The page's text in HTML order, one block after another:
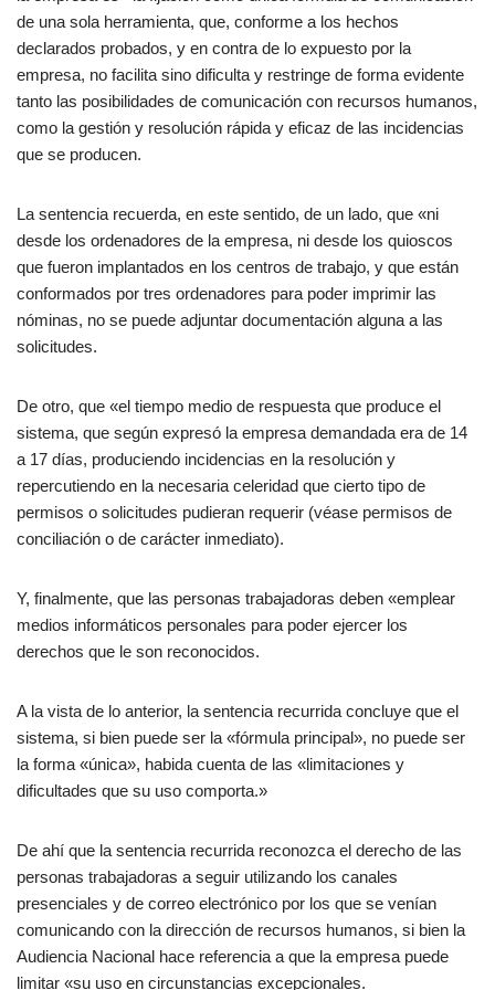
de una sola herramienta, que, conforme a los hechos
declarados probados, y en contra de lo expuesto por la
empresa, no facilita sino dificulta y restringe de forma evidente
tanto las posibilidades de comunicación con recursos humanos,
como la gestión y resolución rápida y eficaz de las incidencias
que se producen.
La sentencia recuerda, en este sentido, de un lado, que «ni
desde los ordenadores de la empresa, ni desde los quioscos
que fueron implantados en los centros de trabajo, y que están
conformados por tres ordenadores para poder imprimir las
nóminas, no se puede adjuntar documentación alguna a las
solicitudes.
De otro, que «el tiempo medio de respuesta que produce el
sistema, que según expresó la empresa demandada era de 14
a 17 días, produciendo incidencias en la resolución y
repercutiendo en la necesaria celeridad que cierto tipo de
permisos o solicitudes pudieran requerir (véase permisos de
conciliación o de carácter inmediato).
Y, finalmente, que las personas trabajadoras deben «emplear
medios informáticos personales para poder ejercer los
derechos que le son reconocidos.
A la vista de lo anterior, la sentencia recurrida concluye que el
sistema, si bien puede ser la «fórmula principal», no puede ser
la forma «única», habida cuenta de las «limitaciones y
dificultades que su uso comporta.»
De ahí que la sentencia recurrida reconozca el derecho de las
personas trabajadoras a seguir utilizando los canales
presenciales y de correo electrónico por los que se venían
comunicando con la dirección de recursos humanos, si bien la
Audiencia Nacional hace referencia a que la empresa puede
limitar «su uso en circunstancias excepcionales.